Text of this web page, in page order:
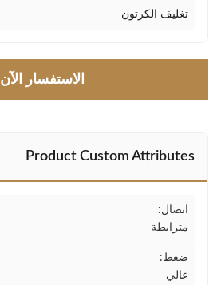
تغليف الكرتون
الاستفسار الآن
Product Custom Attributes
اتصال:
مترابطة
ضغط:
عالي